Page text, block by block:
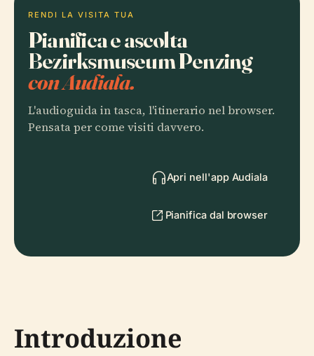
RENDI LA VISITA TUA
Pianifica e ascolta
Bezirksmuseum Penzing
con Audiala.
L'audioguida in tasca, l'itinerario nel browser.
Pensata per come visiti davvero.
Apri nell'app Audiala
Pianifica dal browser
Introduzione